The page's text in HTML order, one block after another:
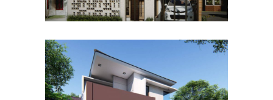
Desain Rumah Hook
Alternatif di Cibubur
DESAIN RUMAH TERBAIK